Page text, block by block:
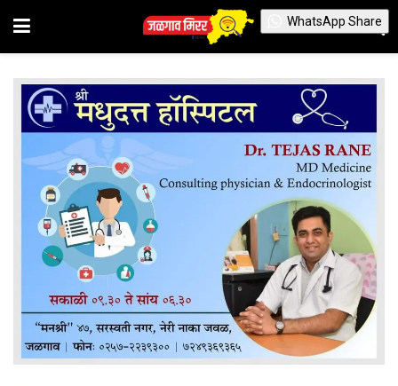
WhatsApp Share